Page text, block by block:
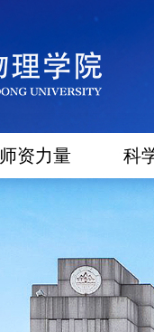
师资力量 科